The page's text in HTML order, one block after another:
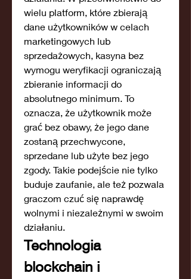
wielu platform, które zbierają
dane użytkowników w celach
marketingowych lub
sprzedażowych, kasyna bez
wymogu weryfikacji ograniczają
zbieranie informacji do
absolutnego minimum. To
oznacza, że użytkownik może
grać bez obawy, że jego dane
zostaną przechwycone,
sprzedane lub użyte bez jego
zgody. Takie podejście nie tylko
buduje zaufanie, ale też pozwala
graczom czuć się naprawdę
wolnymi i niezależnymi w swoim
działaniu.
Technologia
blockchain i